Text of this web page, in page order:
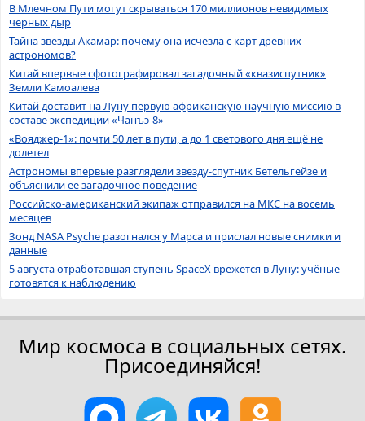
В Млечном Пути могут скрываться 170 миллионов невидимых
черных дыр
Тайна звезды Акамар: почему она исчезла с карт древних
астрономов?
Китай впервые сфотографировал загадочный «квазиспутник»
Земли Камоалева
Китай доставит на Луну первую африканскую научную миссию в
составе экспедиции «Чанъэ-8»
«Вояджер-1»: почти 50 лет в пути, а до 1 светового дня ещё не
долетел
Астрономы впервые разглядели звезду-спутник Бетельгейзе и
объяснили её загадочное поведение
Российско-американский экипаж отправился на МКС на восемь
месяцев
Зонд NASA Psyche разогнался у Марса и прислал новые снимки и
данные
5 августа отработавшая ступень SpaceX врежется в Луну: учёные
готовятся к наблюдению
Мир космоса в социальных сетях.
Присоединяйся!